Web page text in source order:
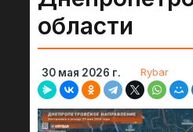
области
30 мая 2026 г. Rybar